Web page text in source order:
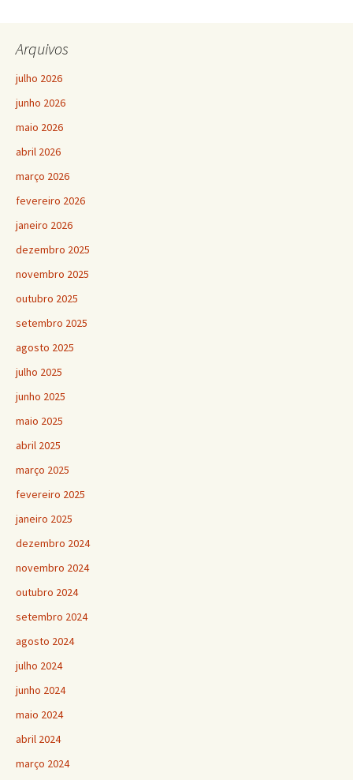
Arquivos
julho 2026
junho 2026
maio 2026
abril 2026
março 2026
fevereiro 2026
janeiro 2026
dezembro 2025
novembro 2025
outubro 2025
setembro 2025
agosto 2025
julho 2025
junho 2025
maio 2025
abril 2025
março 2025
fevereiro 2025
janeiro 2025
dezembro 2024
novembro 2024
outubro 2024
setembro 2024
agosto 2024
julho 2024
junho 2024
maio 2024
abril 2024
março 2024